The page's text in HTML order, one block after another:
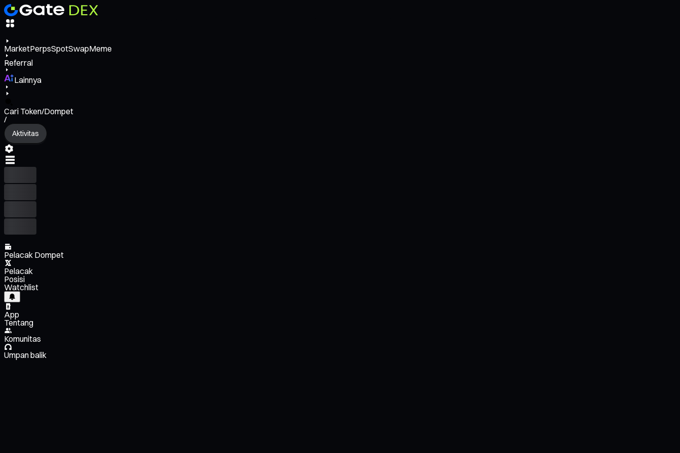
MarketPerpsSpotSwapMeme
Referral
Lainnya
Cari Token/Dompet
/
Aktivitas
Pelacak Dompet
Pelacak
Posisi
Watchlist
App
Tentang
Komunitas
Umpan balik